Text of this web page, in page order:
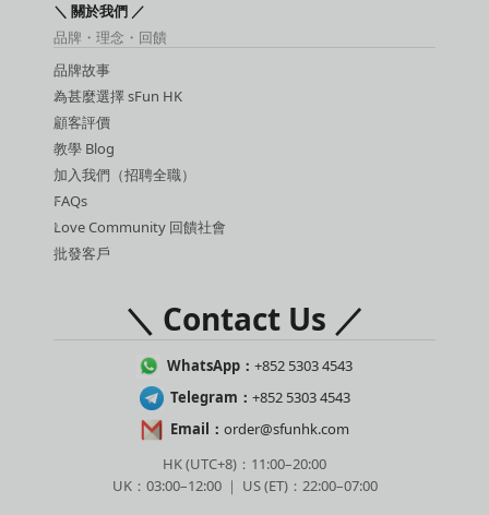
＼ 關於我們 ／
品牌・理念・回饋
品牌故事
為甚麼選擇 sFun HK
顧客評價
教學 Blog
加入我們（招聘全職）
FAQs
Love Community 回饋社會
批發客戶
＼ Contact Us ／
WhatsApp： +852 5303 4543
Telegram： +852 5303 4543
Email： order@sfunhk.com
HK (UTC+8)：11:00–20:00
UK：03:00–12:00 ｜ US (ET)：22:00–07:00